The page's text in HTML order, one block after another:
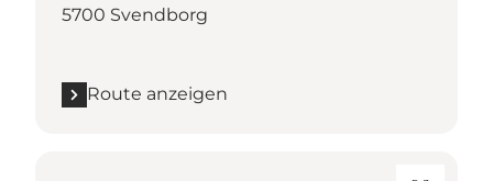
5700 Svendborg
Route anzeigen